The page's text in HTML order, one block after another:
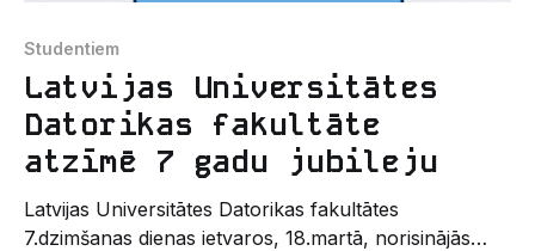
Studentiem
Latvijas Universitātes
Datorikas fakultāte
atzīmē 7 gadu jubileju
Latvijas Universitātes Datorikas fakultātes
7.dzimšanas dienas ietvaros, 18.martā, norisinājās